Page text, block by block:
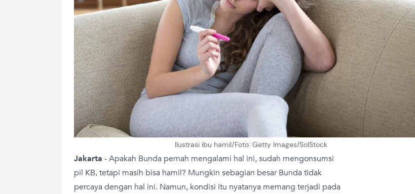
Ilustrasi ibu hamil/Foto: Getty Images/SolStock
Jakarta - Apakah Bunda pernah mengalami hal ini, sudah mengonsumsi
pil KB, tetapi masih bisa hamil? Mungkin sebagian besar Bunda tidak
percaya dengan hal ini. Namun, kondisi itu nyatanya memang terjadi pada